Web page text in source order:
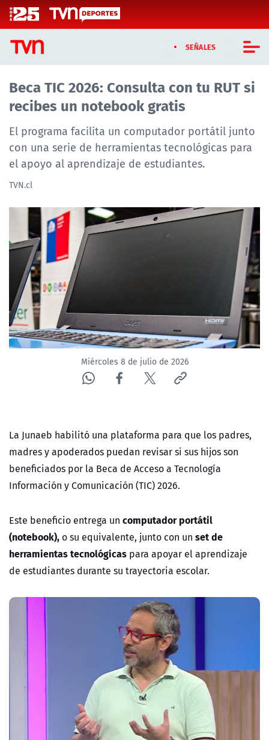
Click acá para ir directamente al contenido
SEÑALES
CASTING MASTERCHEF CHILE
CASTING TVN VERTICAL
TVN VERTICAL
TVN PLAY
TELESERIES
NTV
ACTUALIDAD Y TENDENCIAS
CORPORATIVO Y TRANSPARENCIA
CANAL DE DENUNCIAS
ÁREA DE PROYECTOS
Beca TIC 2026: Consulta con tu RUT si
recibes un notebook gratis
El programa facilita un computador portátil junto
con una serie de herramientas tecnológicas para
el apoyo al aprendizaje de estudiantes.
TVN.cl
Miércoles 8 de julio de 2026
La Junaeb habilitó una plataforma para que los padres,
madres y apoderados puedan revisar si sus hijos son
beneficiados por la Beca de Acceso a Tecnología
Información y Comunicación (TIC) 2026.
Este beneficio entrega un computador portátil
(notebook), o su equivalente, junto con un set de
herramientas tecnológicas para apoyar el aprendizaje
de estudiantes durante su trayectoria escolar.